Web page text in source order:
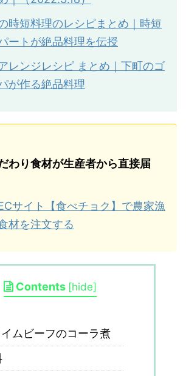
時短料理のレシピまとめ｜時短
ートが絶品料理を伝授
レンジレシピ まとめ｜下町のゴ
が作る絶品料理
わり食材が生産者から直接届
サイト【食べチョク】で農家漁
材を注文する
Contents [hide]
ムビーフのコーラ煮